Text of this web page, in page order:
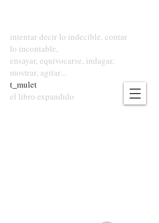
intentar decir lo indecible, contar
lo incontable,
ensayar, equivocarse, indagar,
mostrar, agitar...
t mulet
el libro expandido